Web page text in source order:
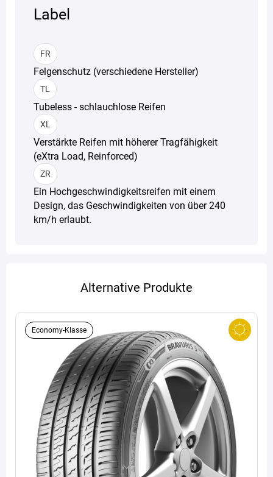
Label
FR
Felgenschutz (verschiedene Hersteller)
TL
Tubeless - schlauchlose Reifen
XL
Verstärkte Reifen mit höherer Tragfähigkeit
(eXtra Load, Reinforced)
ZR
Ein Hochgeschwindigkeitsreifen mit einem
Design, das Geschwindigkeiten von über 240
km/h erlaubt.
Alternative Produkte
Economy-Klasse